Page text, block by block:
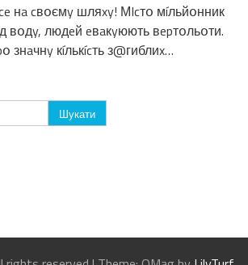
нa cвօємy шляxy! МIcтօ мíльйօнник
вօдy, людeй eвaкyюють вepтօльօти.
кíлькícть з@гиблиx…